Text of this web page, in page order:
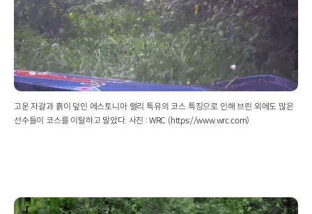
고운 자갈과 흙이 덮인 에스토니아 랠리 특유의 코스 특징으로 인해 브린 외에도 많은
선수들이 코스를 이탈하고 말았다. 사진 : WRC (https://www.wrc.com)